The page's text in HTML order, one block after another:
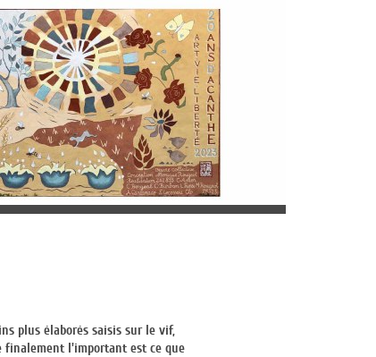
plus élaborés saisis sur le vif,
finalement l'important est ce que